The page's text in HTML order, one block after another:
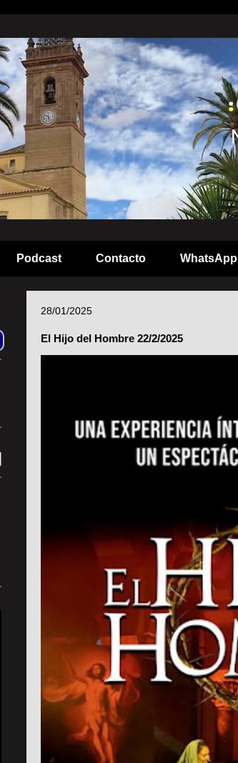
Podcast Contacto WhatsApp
28/01/2025
El Hijo del Hombre 22/2/2025